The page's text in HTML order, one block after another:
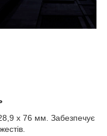
x 76 мм. Забезпечує